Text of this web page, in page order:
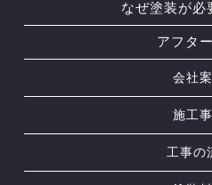
なぜ塗装が必
アフタ
会社
施工
工事の